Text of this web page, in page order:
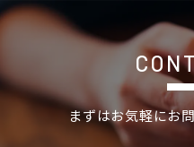
まずはお気軽にお
お問い合わせ